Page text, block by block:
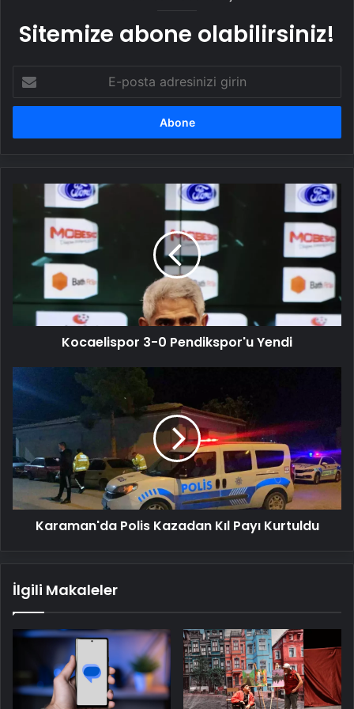
Sitemize abone olabilirsiniz!
posta
adresinizi
Kocaelispor
0
Pendikspor'u
Yendi
Kocaelispor 3-0 Pendikspor'u Yendi
Polis
Kıl
Payı
Kurtuldu
Karaman'da Polis Kazadan Kıl Payı Kurtuldu
İlgili Makaleler